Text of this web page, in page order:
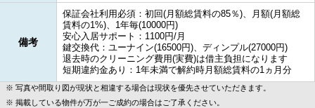
備考
保証会社利用必須：初回(月額総賃料の85％)、月額(月額総
賃料の1%)、1年毎(10000円)
安心入居サポート：1100円/月
鍵交換代：ユーナイン(16500円)、ディンプル(27000円)
退去時のクリーニング費用(実費)は借主負担になります
短期違約金あり：1年未満で解約時月額総賃料の1ヵ月分
写真や間取り図が現状と相違する場合は現状を優先させていただきます。
掲載している物件が万が一ご成約の場合はご了承ください。